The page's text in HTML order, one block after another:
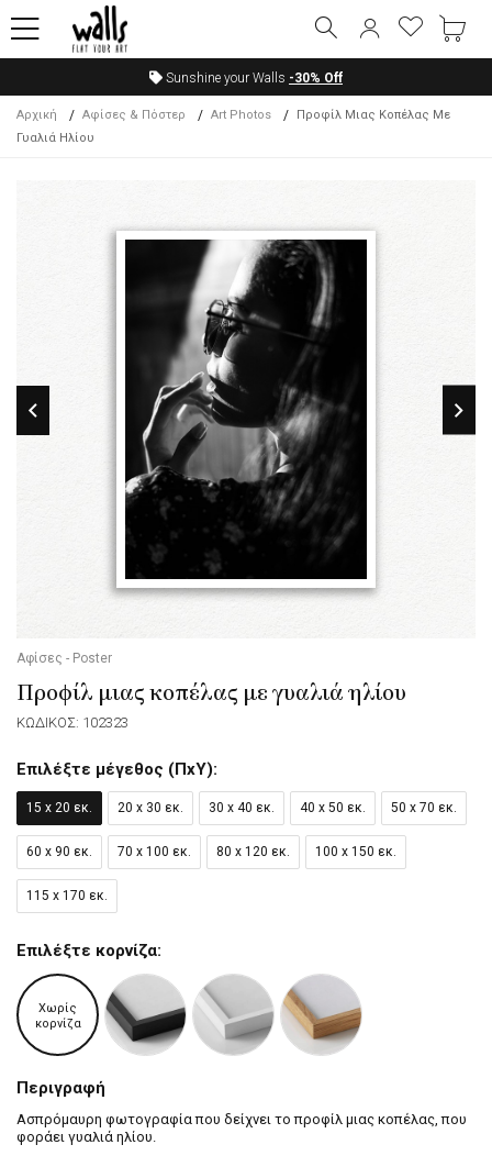
Sunshine your Walls -30% Off
Αρχική Αφίσες & Πόστερ Art Photos
Προφίλ Μιας Κοπέλας Με
Γυαλιά Ηλίου
Αφίσες - Poster
Προφίλ μιας κοπέλας με γυαλιά ηλίου
ΚΩΔΙΚΟΣ: 102323
Επιλέξτε μέγεθος (ΠxΥ):
15 x 20 εκ. 20 x 30 εκ. 30 x 40 εκ. 40 x 50 εκ. 50 x 70 εκ.
60 x 90 εκ. 70 x 100 εκ. 80 x 120 εκ. 100 x 150 εκ.
115 x 170 εκ.
Επιλέξτε κορνίζα:
Χωρίς
κορνίζα
Περιγραφή
Ασπρόμαυρη φωτογραφία που δείχνει το προφίλ μιας κοπέλας, που
φοράει γυαλιά ηλίου.